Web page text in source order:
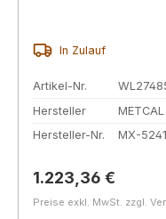
In Zulauf
Artikel-Nr.
Hersteller
METCAL
Hersteller-Nr.
MX-5241
Regulärer Preis:
1.223,36 €
Preise exkl. MwSt. zzgl.